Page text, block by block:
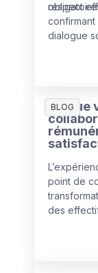
respect
dialogue
BLOG
Ce que
point de
des